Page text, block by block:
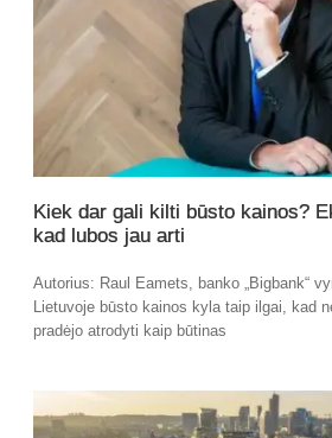
Kiek dar gali kilti būsto kainos?
kad lubos jau arti
Autorius: Raul Eamets, banko „Bigbank“
Lietuvoje būsto kainos kyla taip ilgai, kad
pradėjo atrodyti kaip būtinas